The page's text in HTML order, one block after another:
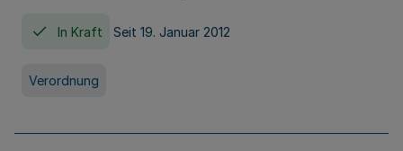
In Kraft Seit 19. Januar 2012
Verordnung